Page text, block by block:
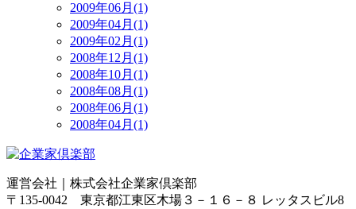
2009年06月(1)
2009年04月(1)
2009年02月(1)
2008年12月(1)
2008年10月(1)
2008年08月(1)
2008年06月(1)
2008年04月(1)
運営会社｜ 株式会社企業家倶楽部
〒135-0042 東京都江東区木場３－１６－８ レッタスビル8